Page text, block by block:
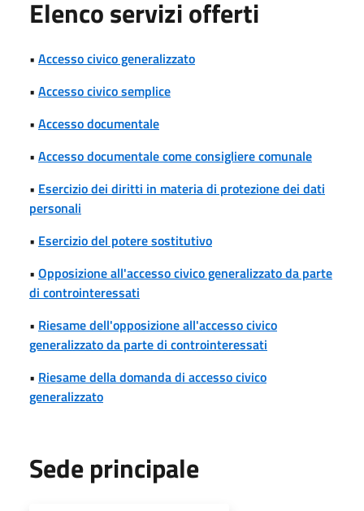
Elenco servizi offerti
• Accesso civico generalizzato
• Accesso civico semplice
• Accesso documentale
• Accesso documentale come consigliere comunale
• Esercizio dei diritti in materia di protezione dei dati
personali
• Esercizio del potere sostitutivo
• Opposizione all'accesso civico generalizzato da parte
di controinteressati
• Riesame dell'opposizione all'accesso civico
generalizzato da parte di controinteressati
• Riesame della domanda di accesso civico
generalizzato
Sede principale